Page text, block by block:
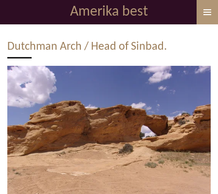
direct
de
hoofdinhoud
Amerika best
Dutchman Arch / Head of Sinbad.